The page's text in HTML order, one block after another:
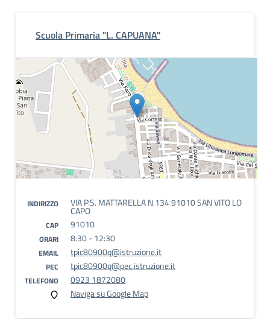
Scuola Primaria "L. CAPUANA"
INDIRIZZO VIA P.S. MATTARELLA N.134 91010 SAN VITO LO
CAPO
CAP 91010
ORARI 8:30 - 12:30
EMAIL tpic80900q@istruzione.it
PEC tpic80900q@pec.istruzione.it
TELEFONO
0923 1872080
Naviga su Google Map